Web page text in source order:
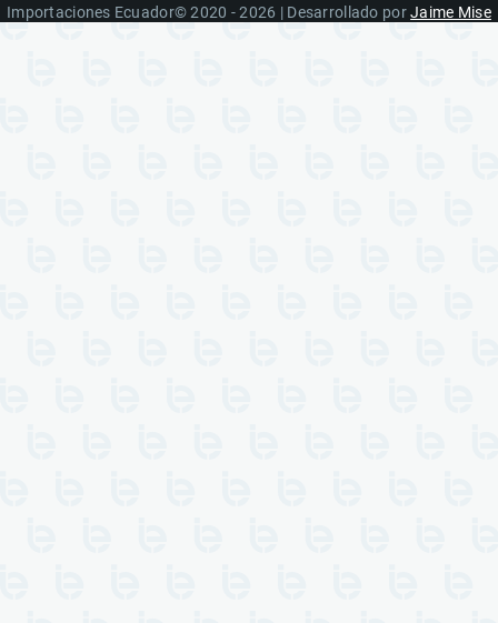
Importaciones Ecuador© 2020 - 2026 | Desarrollado porJaime Mise